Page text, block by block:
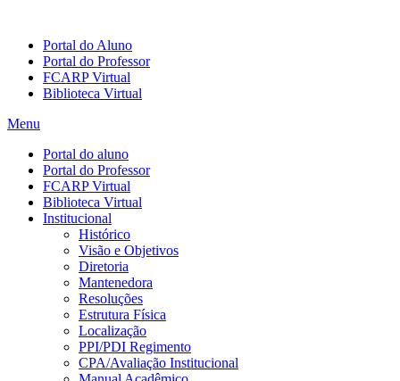
Portal do Aluno
Portal do Professor
FCARP Virtual
Biblioteca Virtual
Menu
Portal do aluno
Portal do Professor
FCARP Virtual
Biblioteca Virtual
Institucional
Histórico
Visão e Objetivos
Diretoria
Mantenedora
Resoluções
Estrutura Física
Localização
PPI/PDI Regimento
CPA/Avaliação Institucional